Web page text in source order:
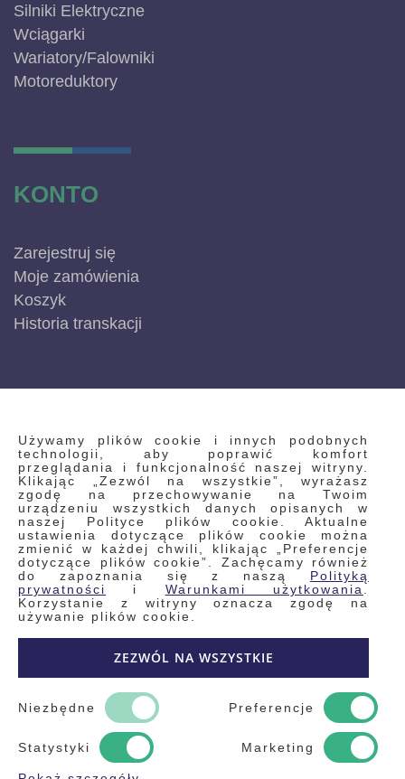
Używamy plików cookie i innych podobnych
technologii, aby poprawić komfort
przeglądania i funkcjonalność naszej witryny.
Klikając „Zezwól na wszystkie”, wyrażasz
zgodę na przechowywanie na Twoim
urządzeniu wszystkich danych opisanych w
naszej Polityce plików cookie. Aktualne
ustawienia dotyczące plików cookie można
zmienić w każdej chwili, klikając „Preferencje
dotyczące plików cookie”. Zachęcamy również
do zapoznania się z naszą Polityką
prywatności
i Warunkami użytkowania
Korzystanie z witryny oznacza zgodę na
używanie plików cookie.
ZEZWÓL NA WSZYSTKIE
Niezbędne Preferencje
Statystyki Marketing
Silniki Elektryczne
Wciągarki
Wariatory/Falowniki
Motoreduktory
KONTO
Zarejestruj się
Moje zamówienia
Koszyk
Historia transkacji
INFORMACJE
Regulamin
Polityka prywatności i pliki cookie
Wyszukiwane frazy
Wyszukiwanie zaawansowane
Zamówienia
Skontaktuj się z nami
Odstąp od umowy
Kontakt